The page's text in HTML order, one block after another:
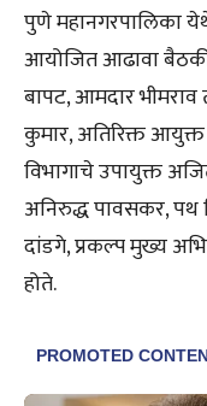
पुणे महानगरपालिका
आयोजित आढावा
बापट, आमदार भीमराव
कुमार, अतिरिक्त
विभागाचे उपायुक्त
अनिरुद्ध पावसकर, पथ
दांडगे, प्रकल्प मुख्य
होते.